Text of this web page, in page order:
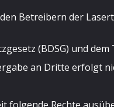
Betreibern der
(BDSG) und dem
an Dritte erfolgt